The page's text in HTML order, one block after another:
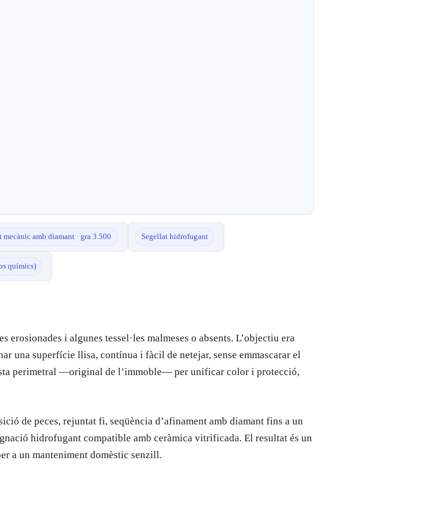
mecànic amb diamant · gra 3.500 Segellat hidrofugant
químics)
i algunes tessel·les malmeses o absents. L’objectiu era
una superfície llisa, contínua i fàcil de netejar, sense emmascarar el
perimetral —original de l’immoble— per unificar color i protecció,
de peces, rejuntat fi, seqüència d’afinament amb diamant fins a un
hidrofugant compatible amb ceràmica vitrificada. El resultat és un
a un manteniment domèstic senzill.